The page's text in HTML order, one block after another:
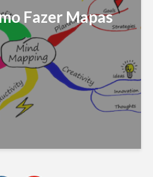
Fazer Mapas